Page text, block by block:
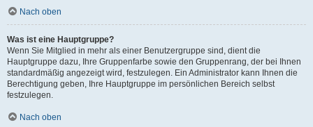
Nach oben
Was ist eine Hauptgruppe?
Wenn Sie Mitglied in mehr als einer Benutzergruppe sind, dient die
Hauptgruppe dazu, Ihre Gruppenfarbe sowie den Gruppenrang, der bei Ihnen
standardmäßig angezeigt wird, festzulegen. Ein Administrator kann Ihnen die
Berechtigung geben, Ihre Hauptgruppe im persönlichen Bereich selbst
festzulegen.
Nach oben